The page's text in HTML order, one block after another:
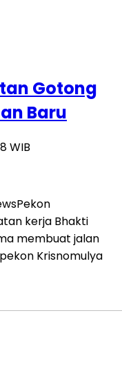
Gotong
Baru
WIB
kerja Bhakti
membuat jalan
Krisnomulya